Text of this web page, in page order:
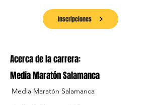
Inscripciones
Acerca de la carrera:
Media Maratón Salamanca
Media Maratón Salamanca